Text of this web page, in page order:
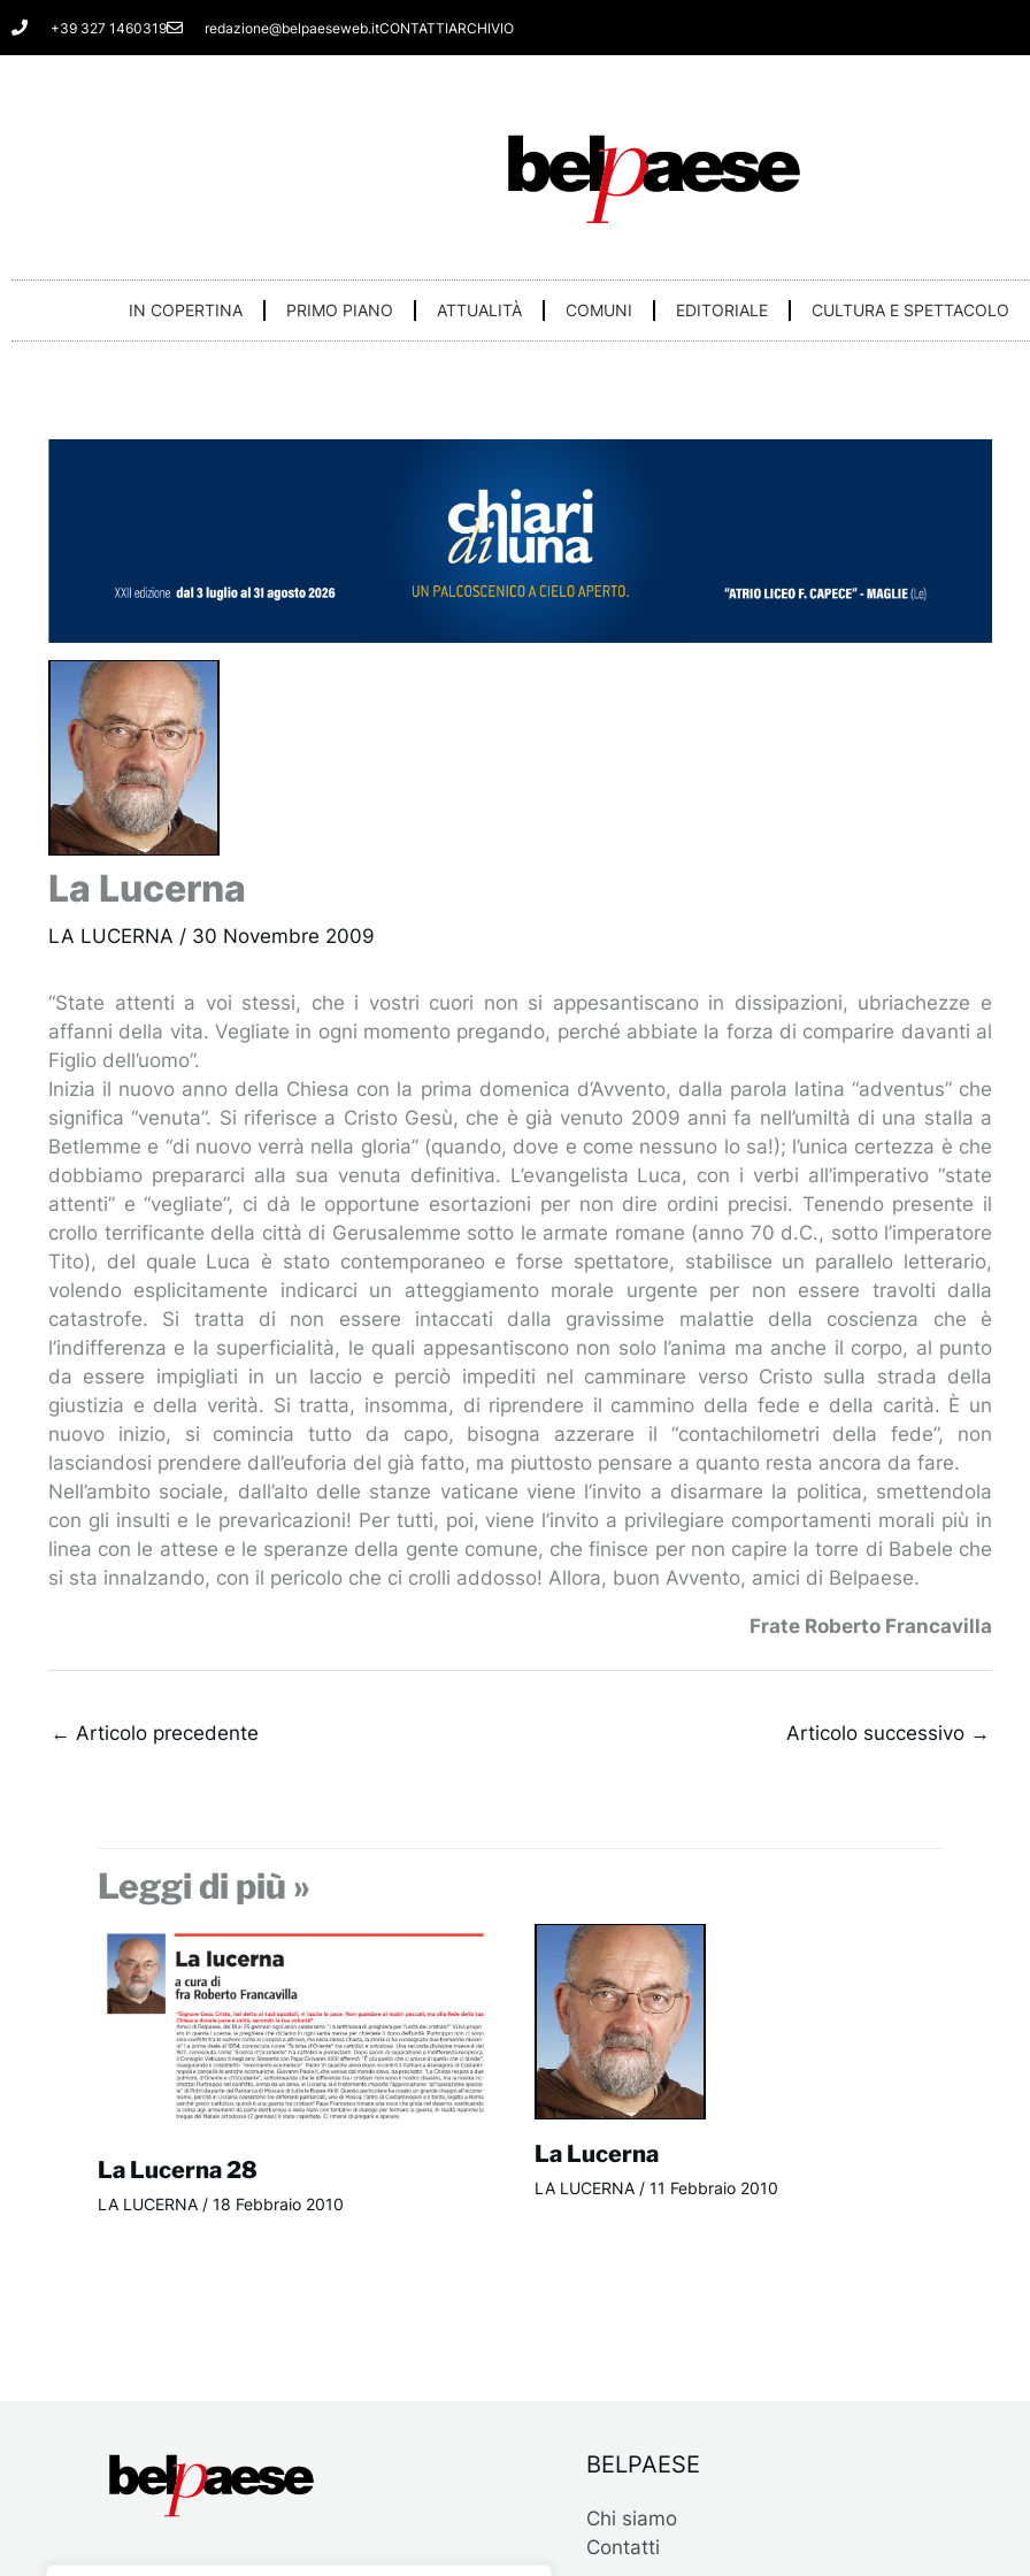
Vai
al
+39 327 1460319 redazione@belpaeseweb.itCONTATTIARCHIVIO
IN COPERTINA PRIMO PIANO ATTUALITÀ COMUNI EDITORIALE CULTURA E SPETTACOLO
La Lucerna
LA LUCERNA / 30 Novembre 2009
“State attenti a voi stessi, che i vostri cuori non si appesantiscano in dissipazioni, ubriachezze e
affanni della vita. Vegliate in ogni momento pregando, perché abbiate la forza di comparire davanti al
Figlio dell’uomo”.
Inizia il nuovo anno della Chiesa con la prima domenica d’Avvento, dalla parola latina “adventus” che
significa “venuta”. Si riferisce a Cristo Gesù, che è già venuto 2009 anni fa nell’umiltà di una stalla a
Betlemme e “di nuovo verrà nella gloria” (quando, dove e come nessuno lo sa!); l’unica certezza è che
dobbiamo prepararci alla sua venuta definitiva. L’evangelista Luca, con i verbi all’imperativo “state
attenti” e “vegliate”, ci dà le opportune esortazioni per non dire ordini precisi. Tenendo presente il
crollo terrificante della città di Gerusalemme sotto le armate romane (anno 70 d.C., sotto l’imperatore
Tito), del quale Luca è stato contemporaneo e forse spettatore, stabilisce un parallelo letterario,
volendo esplicitamente indicarci un atteggiamento morale urgente per non essere travolti dalla
catastrofe. Si tratta di non essere intaccati dalla gravissime malattie della coscienza che è
l’indifferenza e la superficialità, le quali appesantiscono non solo l’anima ma anche il corpo, al punto
da essere impigliati in un laccio e perciò impediti nel camminare verso Cristo sulla strada della
giustizia e della verità. Si tratta, insomma, di riprendere il cammino della fede e della carità. È un
nuovo inizio, si comincia tutto da capo, bisogna azzerare il “contachilometri della fede”, non
lasciandosi prendere dall’euforia del già fatto, ma piuttosto pensare a quanto resta ancora da fare.
Nell’ambito sociale, dall’alto delle stanze vaticane viene l’invito a disarmare la politica, smettendola
con gli insulti e le prevaricazioni! Per tutti, poi, viene l’invito a privilegiare comportamenti morali più in
linea con le attese e le speranze della gente comune, che finisce per non capire la torre di Babele che
si sta innalzando, con il pericolo che ci crolli addosso! Allora, buon Avvento, amici di Belpaese.
Frate Roberto Francavilla
← Articolo precedente Articolo successivo →
Leggi di più »
La Lucerna 28
LA LUCERNA/ 18 Febbraio 2010
La Lucerna
LA LUCERNA / 11 Febbraio 2010
BELPAESE
Chi siamo
Contatti